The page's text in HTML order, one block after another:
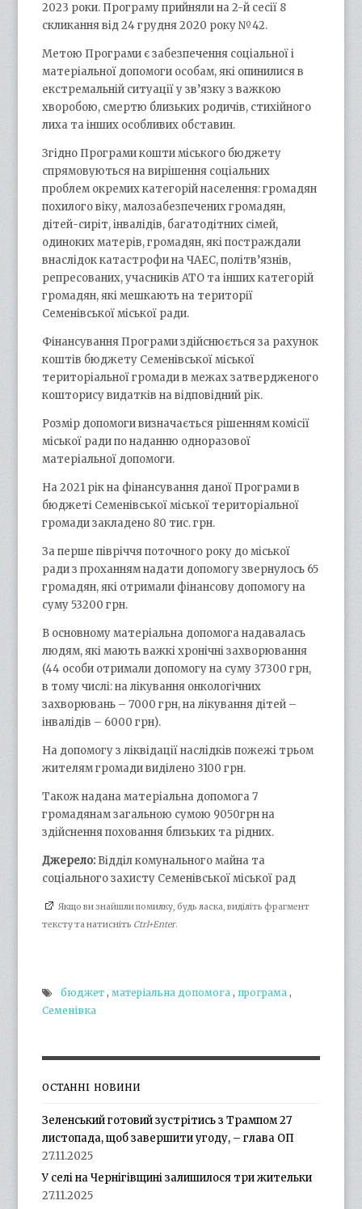
2023 роки. Програму прийняли на 2-й сесії 8
скликання від 24 грудня 2020 року №42.
Метою Програми є забезпечення соціальної і
матеріальної допомоги особам, які опинилися в
екстремальній ситуації у зв’язку з важкою
хворобою, смертю близьких родичів, стихійного
лиха та інших особливих обставин.
Згідно Програми кошти міського бюджету
спрямовуються на вирішення соціальних
проблем окремих категорій населення: громадян
похилого віку, малозабезпечених громадян,
дітей-сиріт, інвалідів, багатодітних сімей,
одиноких матерів, громадян, які постраждали
внаслідок катастрофи на ЧАЕС, політв’язнів,
репресованих, учасників АТО та інших категорій
громадян, які мешкають на території
Семенівської міської ради.
Фінансування Програми здійснюється за рахунок
коштів бюджету Семенівської міської
територіальної громади в межах затвердженого
кошторису видатків на відповідний рік.
Розмір допомоги визначається рішенням комісії
міської ради по наданню одноразової
матеріальної допомоги.
На 2021 рік на фінансування даної Програми в
бюджеті Семенівської міської територіальної
громади закладено 80 тис. грн.
За перше півріччя поточного року до міської
ради з проханням надати допомогу звернулось 65
громадян, які отримали фінансову допомогу на
суму 53200 грн.
В основному матеріальна допомога надавалась
людям, які мають важкі хронічні захворювання
(44 особи отримали допомогу на суму 37300 грн,
в тому числі: на лікування онкологічних
захворювань – 7000 грн, на лікування дітей –
інвалідів – 6000 грн).
На допомогу з ліквідації наслідків пожежі трьом
жителям громади виділено 3100 грн.
Також надана матеріальна допомога 7
громадянам загальною сумою 9050грн на
здійснення поховання близьких та рідних.
Джерело: Відділ комунального майна та
соціального захисту Семенівської міської рад
Якщо ви знайшли помилку, будь ласка, виділіть фрагмент
тексту та натисніть Ctrl+Enter.
бюджет ,матеріальна допомога , програма ,
Семенівка
ОСТАННІ НОВИНИ
Зеленський готовий зустрітись з Трампом 27
листопада, щоб завершити угоду, – глава ОП
27.11.2025
У селі на Чернігівщині залишилося три жительки
27.11.2025